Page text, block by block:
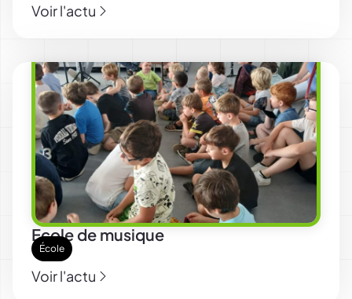
Voir l'actu
Ecole de musique
École
Voir l'actu